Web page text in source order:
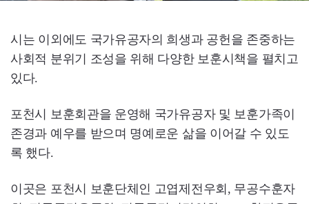
시는 이외에도 국가유공자의 희생과 공헌을 존중하는
사회적 분위기 조성을 위해 다양한 보훈시책을 펼치고
있다.
포천시 보훈회관을 운영해 국가유공자 및 보훈가족이
존경과 예우를 받으며 명예로운 삶을 이어갈 수 있도
록 했다.
이곳은 포천시 보훈단체인 고엽제전우회, 무공수훈자